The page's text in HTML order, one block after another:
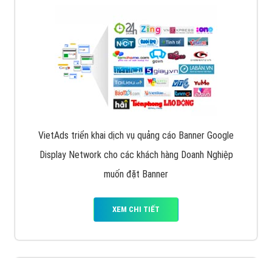
VietAds triển khai dịch vụ quảng cáo Banner Google
Display Network cho các khách hàng Doanh Nghiệp
muốn đặt Banner
XEM CHI TIẾT